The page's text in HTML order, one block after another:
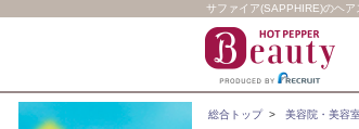
サファイア(SAPPHIRE)のヘア
総合トップ> 美容院・美容